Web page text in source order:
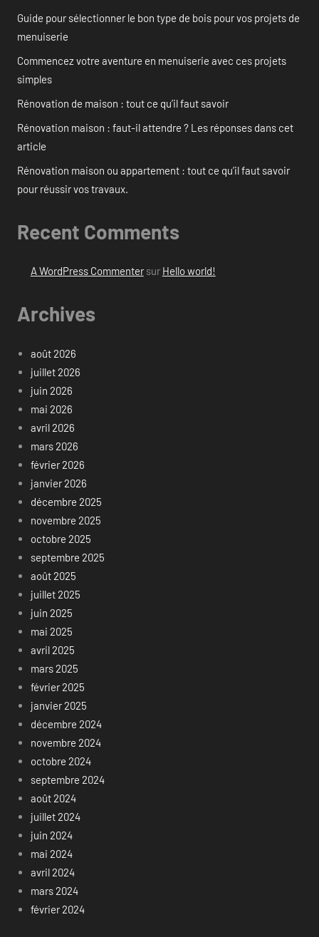
Guide pour sélectionner le bon type de bois pour vos projets de
menuiserie
Commencez votre aventure en menuiserie avec ces projets
simples
Rénovation de maison : tout ce qu’il faut savoir
Rénovation maison : faut-il attendre ? Les réponses dans cet
article
Rénovation maison ou appartement : tout ce qu’il faut savoir
pour réussir vos travaux.
Recent Comments
A WordPress Commentersur Hello world!
Archives
août 2026
juillet 2026
juin 2026
mai 2026
avril 2026
mars 2026
février 2026
janvier 2026
décembre 2025
novembre 2025
octobre 2025
septembre 2025
août 2025
juillet 2025
juin 2025
mai 2025
avril 2025
mars 2025
février 2025
janvier 2025
décembre 2024
novembre 2024
octobre 2024
septembre 2024
août 2024
juillet 2024
juin 2024
mai 2024
avril 2024
mars 2024
février 2024